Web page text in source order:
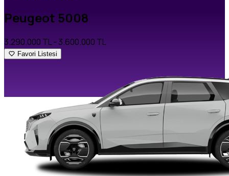
Peugeot 5008
3.290.000 TL- 3.600.000 TL
Favori Listesi